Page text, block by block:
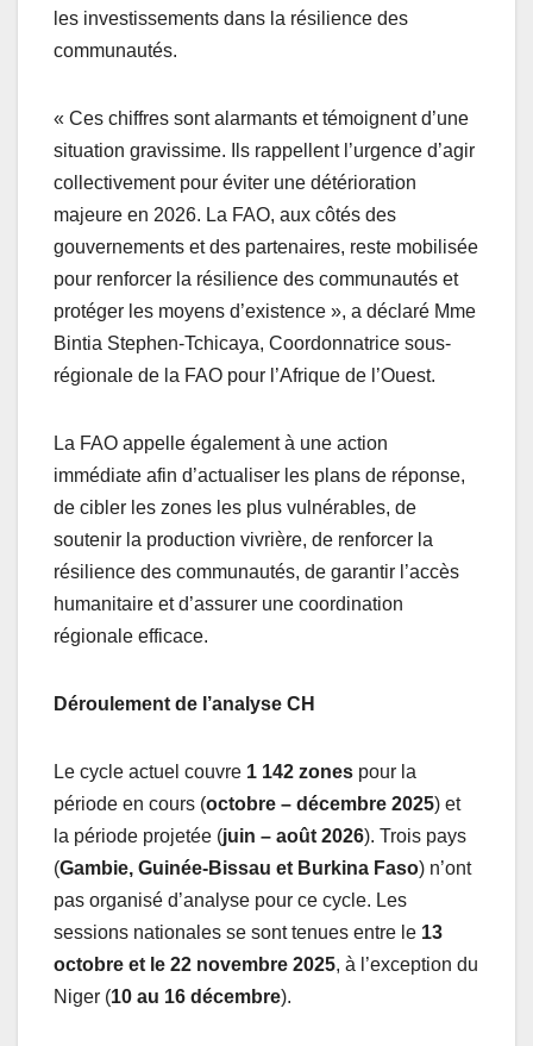
les investissements dans la résilience des
communautés.
« Ces chiffres sont alarmants et témoignent d’une
situation gravissime. Ils rappellent l’urgence d’agir
collectivement pour éviter une détérioration
majeure en 2026. La FAO, aux côtés des
gouvernements et des partenaires, reste mobilisée
pour renforcer la résilience des communautés et
protéger les moyens d’existence », a déclaré Mme
Bintia Stephen-Tchicaya, Coordonnatrice sous-
régionale de la FAO pour l’Afrique de l’Ouest.
La FAO appelle également à une action
immédiate afin d’actualiser les plans de réponse,
de cibler les zones les plus vulnérables, de
soutenir la production vivrière, de renforcer la
résilience des communautés, de garantir l’accès
humanitaire et d’assurer une coordination
régionale efficace.
Déroulement de l’analyse CH
Le cycle actuel couvre 1 142 zones pour la
période en cours (octobre – décembre 2025) et
la période projetée (juin – août 2026). Trois pays
(Gambie, Guinée-Bissau et Burkina Faso) n’ont
pas organisé d’analyse pour ce cycle. Les
sessions nationales se sont tenues entre le 13
octobre et le 22 novembre 2025, à l’exception du
Niger (10 au 16 décembre).